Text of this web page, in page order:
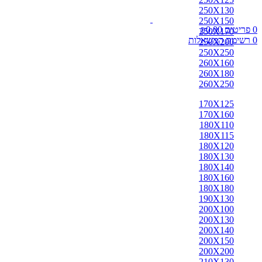
0 פריטים ₪0.00
0 רשימת המשאלות
250X130
250X150
250X170
250X200
250X250
260X160
260X180
260X250
170X125
170X160
180X110
180X115
180X120
180X130
180X140
180X160
180X180
190X130
200X100
200X130
200X140
200X150
200X200